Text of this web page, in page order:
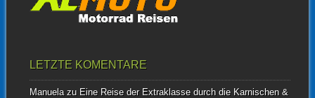
LETZTE KOMENTARE
Manuelazu Eine Reise der Extraklasse durch die Karnischen &